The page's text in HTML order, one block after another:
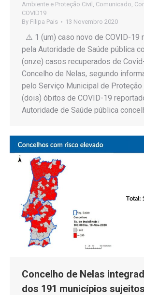
Ambiente e Proteção Civil , Comunicado,
COVID19
By Filipa Pais 13 Novembro 2020
⚠️ 1 (um) caso novo de COVID-19
pela Autoridade de Saúde pública
(onze) casos recuperados de
Concelho de Nelas, segundo
pelo Serviço Municipal de
(dois) óbitos de COVID-19
Autoridade de Saúde pública
Concelho de Nelas
dos 191 municípios